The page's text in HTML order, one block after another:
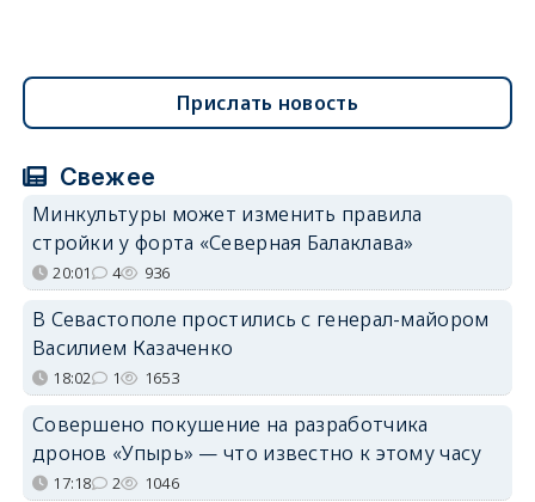
Прислать новость
Свежее
Минкультуры может изменить правила
стройки у форта «Северная Балаклава»
20:01 4 936
В Севастополе простились с генерал-майором
Василием Казаченко
18:02 1 1653
Совершено покушение на разработчика
дронов «Упырь» — что известно к этому часу
17:18 2 1046